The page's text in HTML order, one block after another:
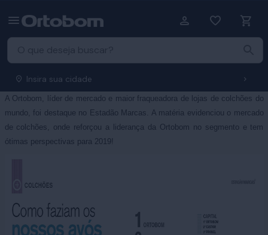
Insira sua cidade
A Ortobom, líder de mercado e maior fraqueadora de lojas de colchões do
mundo, foi destaque no Estadão Marcas. A matéria evidenciou o mercado
de colchões, onde reforçou a liderança da Ortobom no segmento e tem
ótimas perspectivas para 2019!